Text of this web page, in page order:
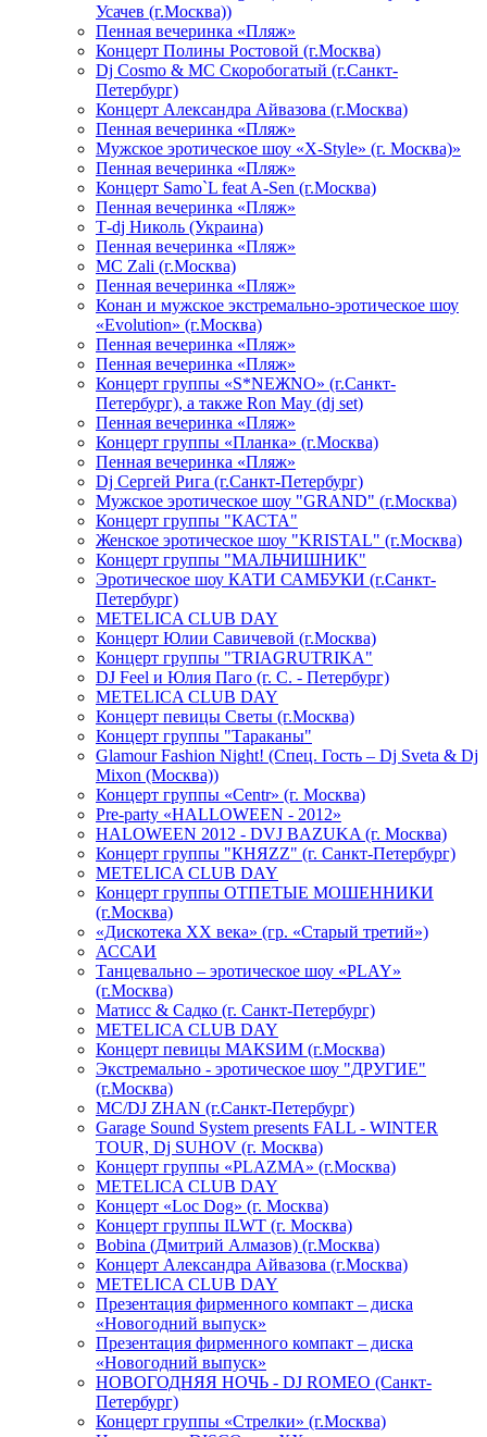
Усачев (г.Москва))
Пенная вечеринка «Пляж»
Концерт Полины Ростовой (г.Москва)
Dj Cosmo & МС Скоробогатый (г.Санкт-
Петербург)
Концерт Александра Айвазова (г.Москва)
Пенная вечеринка «Пляж»
Мужское эротическое шоу «X-Style» (г. Москва)»
Пенная вечеринка «Пляж»
Концерт Samo`L feat A-Sen (г.Москва)
Пенная вечеринка «Пляж»
Т-dj Николь (Украина)
Пенная вечеринка «Пляж»
МС Zali (г.Москва)
Пенная вечеринка «Пляж»
Конан и мужское экстремально-эротическое шоу
«Evolution» (г.Москва)
Пенная вечеринка «Пляж»
Пенная вечеринка «Пляж»
Концерт группы «S*NEЖNO» (г.Санкт-
Петербург), а также Ron May (dj set)
Пенная вечеринка «Пляж»
Концерт группы «Планка» (г.Москва)
Пенная вечеринка «Пляж»
Dj Сергей Рига (г.Санкт-Петербург)
Мужское эротическое шоу "GRAND" (г.Москва)
Концерт группы "КАСТА"
Женское эротическое шоу "KRISTAL" (г.Москва)
Концерт группы "МАЛЬЧИШНИК"
Эротическое шоу КАТИ САМБУКИ (г.Санкт-
Петербург)
METELICA CLUB DAY
Концерт Юлии Савичевой (г.Москва)
Концерт группы "TRIAGRUTRIKA"
DJ Feel и Юлия Паго (г. С. - Петербург)
METELICA CLUB DAY
Концерт певицы Светы (г.Москва)
Концерт группы "Тараканы"
Glamour Fashion Night! (Спец. Гость – Dj Sveta & Dj
Mixon (Москва))
Концерт группы «Centr» (г. Москва)
Pre-party «HALLOWEEN - 2012»
HALOWEEN 2012 - DVJ BAZUKA (г. Москва)
Концерт группы "КНЯZZ" (г. Санкт-Петербург)
METELICA CLUB DAY
Концерт группы ОТПЕТЫЕ МОШЕННИКИ
(г.Москва)
«Дискотека ХХ века» (гр. «Старый третий»)
АССАИ
Танцевально – эротическое шоу «PLAY»
(г.Москва)
Матисс & Садко (г. Санкт-Петербург)
METELICA CLUB DAY
Концерт певицы МАКSИМ (г.Москва)
Экстремально - эротическое шоу "ДРУГИЕ"
(г.Москва)
МС/DJ ZHAN (г.Санкт-Петербург)
Garage Sound System presents FALL - WINTER
TOUR, Dj SUHOV (г. Москва)
Концерт группы «PLAZMA» (г.Москва)
METELICA CLUB DAY
Концерт «Loc Dog» (г. Москва)
Концерт группы ILWT (г. Москва)
Bobina (Дмитрий Алмазов) (г.Москва)
Концерт Александра Айвазова (г.Москва)
METELICA CLUB DAY
Презентация фирменного компакт – диска
«Новогодний выпуск»
Презентация фирменного компакт – диска
«Новогодний выпуск»
НОВОГОДНЯЯ НОЧЬ - DJ ROMEO (Санкт-
Петербург)
Концерт группы «Стрелки» (г.Москва)